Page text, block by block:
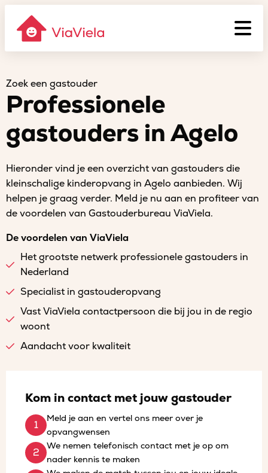
Zoek een gastouder
Professionele
gastouders in Agelo
Hieronder vind je een overzicht van gastouders die
kleinschalige kinderopvang in Agelo aanbieden. Wij
helpen je graag verder. Meld je nu aan en profiteer van
de voordelen van Gastouderbureau ViaViela.
De voordelen van ViaViela
Het grootste netwerk professionele gastouders in
Nederland
Specialist in gastouderopvang
Vast ViaViela contactpersoon die bij jou in de regio
woont
Aandacht voor kwaliteit
Kom in contact met jouw gastouder
Meld je aan en vertel ons meer over je
opvangwensen
We nemen telefonisch contact met je op om
nader kennis te maken